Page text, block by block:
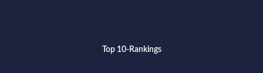
Top 10-Rankings